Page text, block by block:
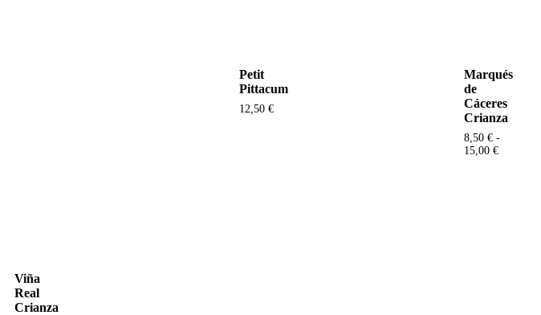
Petit
Pittacum
12,50 €
Marqués
de
Cáceres
Crianza
8,50 € -
15,00 €
Viña
Real
Crianza